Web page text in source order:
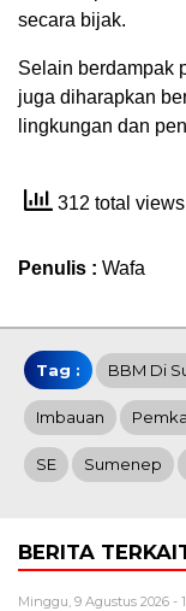
secara bijak.
Selain berdampak
juga diharapkan
lingkungan dan
312 total views
Penulis : Wafa
Tag : BBM Di
Imbauan
SE Sumenep
BERITA
Minggu, 9 Agustus 2026 -